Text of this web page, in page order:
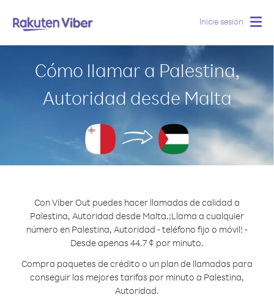
Inicie sesión
Cómo llamar a Palestina,
Autoridad desde Malta
Con Viber Out puedes hacer llamadas de calidad a
Palestina, Autoridad desde Malta.¡Llama a cualquier
número en Palestina, Autoridad - teléfono fijo o móvil! -
Desde apenas 44.7 ¢ por minuto.
Compra paquetes de crédito o un plan de llamadas para
conseguir las mejores tarifas por minuto a Palestina,
Autoridad.